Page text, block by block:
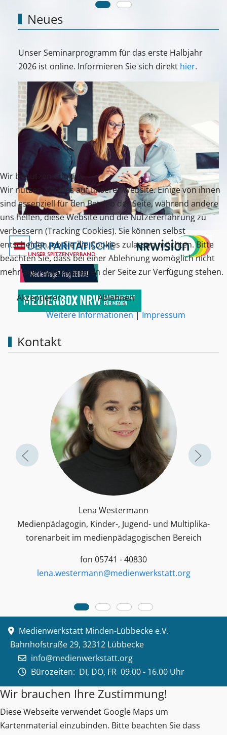
Neues
Unser Seminarprogramm für das erste Halbjahr
2026 ist online. Informieren Sie sich direkt hier.
Kontakt
Lena Westermann
Medienpädagogin, Kinder-, Jugend- und Multiplika­
toren­arbeit im medienpädagogischen Bereich
fon 05741 - 40830
lena.westermann@medienwerkstatt.org
Medienwerkstatt Minden-Lübbecke e.V.
Bahnhofstraße 29, 32312 Lübbecke
info@medienwerkstatt.org
Bürozeiten: DI, DO, FR 09.00 - 16.00 Uhr
Wir brauchen Ihre Zustimmung!
Diese Webseite verwendet Google Maps um
Kartenmaterial einzubinden. Bitte beachten Sie dass
Wir benutzen Cookies
Wir nutzen Cookies auf unserer Website. Einige von ihnen
sind essenziell für den Betrieb der Seite, während andere
uns helfen, diese Website und die Nutzererfahrung zu
verbessern (Tracking Cookies). Sie können selbst
entscheiden, ob Sie die Cookies zulassen möchten. Bitte
beachten Sie, dass bei einer Ablehnung womöglich nicht
mehr alle Funktionalitäten der Seite zur Verfügung stehen.
Akzeptieren
Ablehnen
Weitere Informationen|Impressum